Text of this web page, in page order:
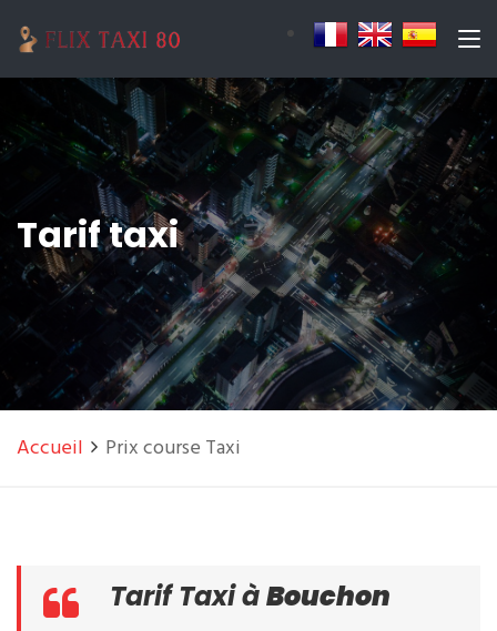
Tarif taxi
Accueil Prix course Taxi
Tarif Taxi àBouchon